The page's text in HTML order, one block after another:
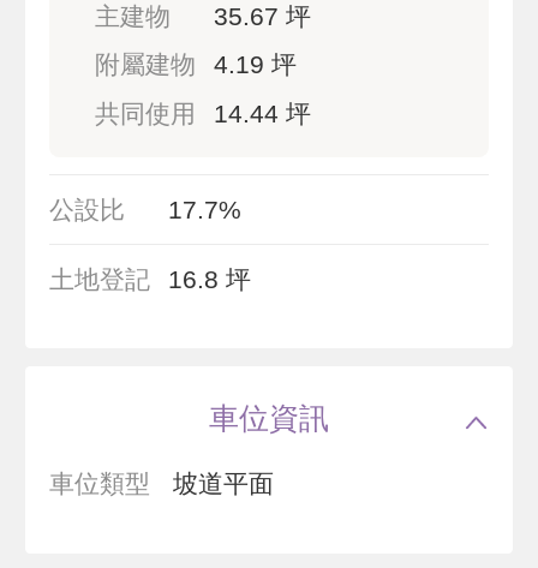
主建物
35.67 坪
附屬建物
4.19 坪
共同使用
14.44 坪
公設比 17.7%
土地登記 16.8 坪
車位資訊
車位類型 坡道平面